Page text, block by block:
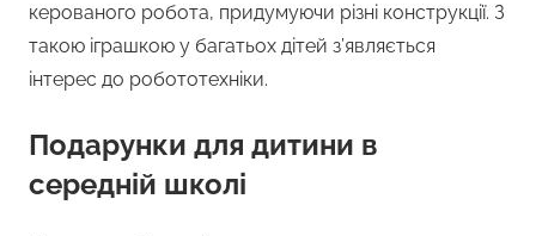
керованого робота, придумуючи різні конструкції. З
такою іграшкою у багатьох дітей з’являється
інтерес до робототехніки.
Подарунки для дитини в
середній школі